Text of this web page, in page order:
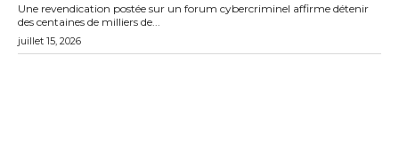
Une revendication postée sur un forum cybercriminel affirme détenir
des centaines de milliers de...
juillet 15, 2026